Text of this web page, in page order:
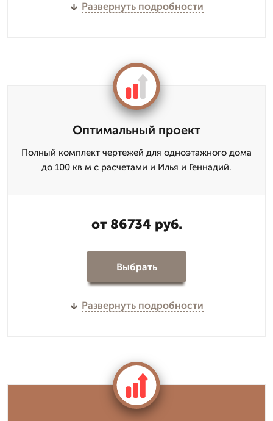
Развернуть подробности
Оптимальный проект
Полный комплект чертежей для одноэтажного дома
до 100 кв м с расчетами и Илья и Геннадий.
от 86734 руб.
Выбрать
Развернуть подробности